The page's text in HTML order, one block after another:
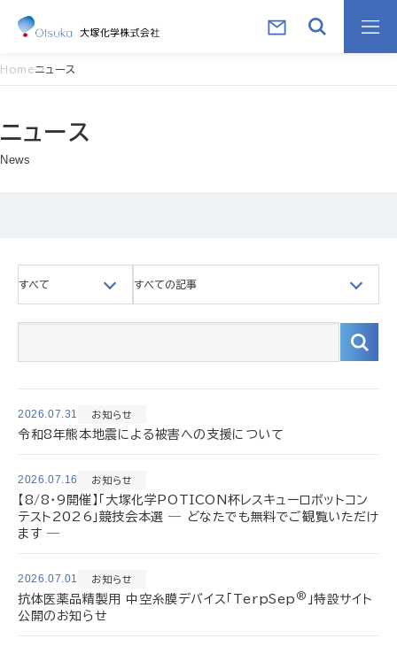
Home ニュース
ニュース
News
すべて すべての記事
2026.07.31 お知らせ
令和8年熊本地震による被害への支援について
2026.07.16 お知らせ
【8/8・9開催】「大塚化学POTICON杯レスキューロボットコン
テスト2026」競技会本選 ― どなたでも無料でご観覧いただけ
ます ―
2026.07.01 お知らせ
抗体医薬品精製用 中空糸膜デバイス「TerpSep ® 」特設サイト
公開のお知らせ